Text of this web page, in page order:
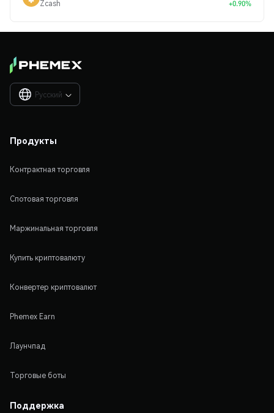
Zcash +0.90%
Русский 
Продукты
Контрактная торговля
Спотовая торговля
Маржинальная торговля
Купить криптовалюту
Конвертер криптовалют
Phemex Earn
Лаунчпад
Торговые боты
Поддержка